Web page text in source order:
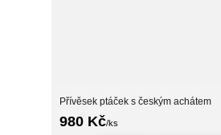
Přívěsek ptáček s českým achátem
980 Kč/ks